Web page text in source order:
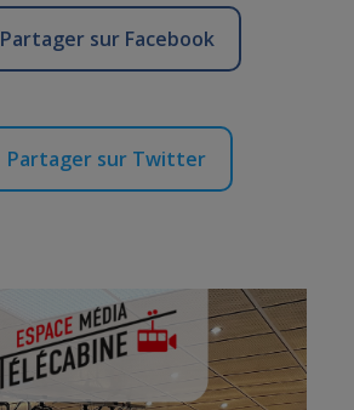
Partager sur Facebook
Partager sur Twitter